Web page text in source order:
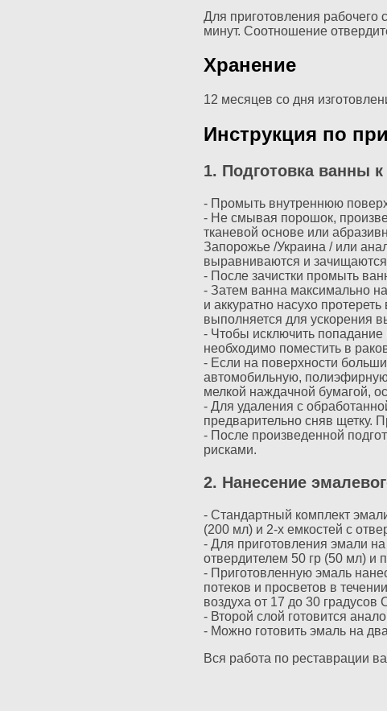
Для приготовления рабочего
минут. Соотношение
Хранение
12 месяцев со дня
Инструкция по
1. Подготовка ванны
- Промыть внутреннюю
- Не смывая порошок,
тканевой основе или
Запорожье /Украина / или
выравниваются и зачищаются
- После зачистки промыть
- Затем ванна максимально
и аккуратно насухо
выполняется для ускорения
- Чтобы исключить
необходимо поместить в
- Если на поверхности
автомобильную,
мелкой наждачной бумагой,
- Для удаления с
предварительно сняв щетку.
- После произведенной
рисками.
2. Нанесение
- Стандартный комплект
(200 мл) и 2-х емкостей с
- Для приготовления эмали
отвердителем 50 гр (50 мл) и
- Приготовленную эмаль
потеков и просветов в
воздуха от 17 до 30
- Второй слой готовится
- Можно готовить эмаль на
Вся работа по реставрации